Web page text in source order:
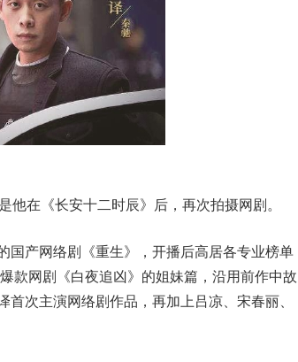
在《长安十二时辰》后，再次拍摄网剧。
产网络剧《重生》，开播后高居各专业榜单
款网剧《白夜追凶》的姐妹篇，沿用前作中故
次主演网络剧作品，再加上吕凉、宋春丽、